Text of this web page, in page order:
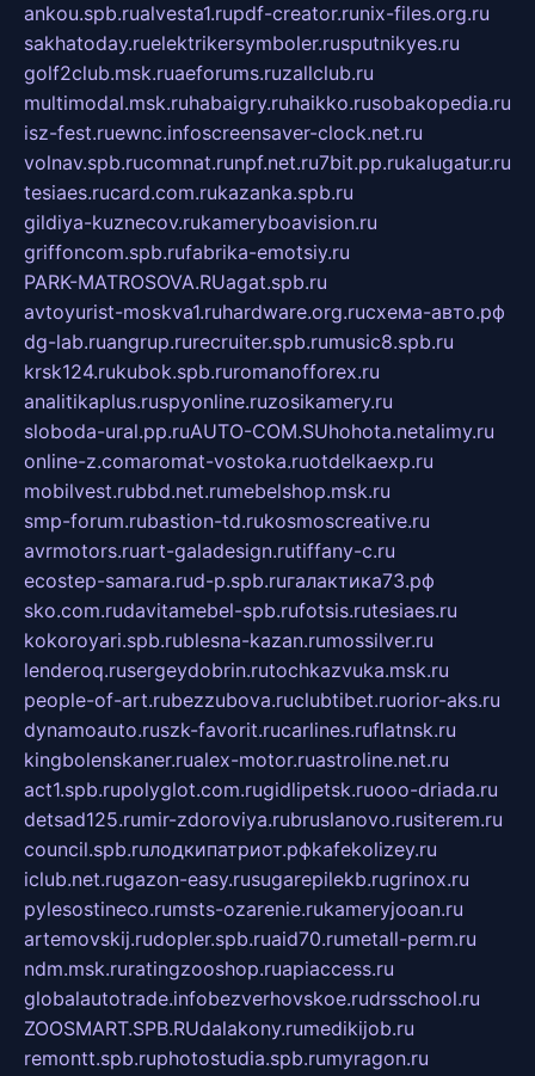
ankou.spb.rualvesta1.rupdf-creator.runix-files.org.ru
sakhatoday.ruelektrikersymboler.rusputnikyes.ru
golf2club.msk.ruaeforums.ruzallclub.ru
multimodal.msk.ruhabaigry.ruhaikko.rusobakopedia.ru
isz-fest.ruewnc.infoscreensaver-clock.net.ru
volnav.spb.rucomnat.runpf.net.ru7bit.pp.rukalugatur.ru
tesiaes.rucard.com.rukazanka.spb.ru
gildiya-kuznecov.rukameryboavision.ru
griffoncom.spb.rufabrika-emotsiy.ru
PARK-MATROSOVA.RUagat.spb.ru
avtoyurist-moskva1.ruhardware.org.ruсхема-авто.рф
dg-lab.ruangrup.rurecruiter.spb.rumusic8.spb.ru
krsk124.rukubok.spb.ruromanofforex.ru
analitikaplus.ruspyonline.ruzosikamery.ru
sloboda-ural.pp.ruAUTO-COM.SUhohota.netalimy.ru
online-z.comaromat-vostoka.ruotdelkaexp.ru
mobilvest.rubbd.net.rumebelshop.msk.ru
smp-forum.rubastion-td.rukosmoscreative.ru
avrmotors.ruart-galadesign.rutiffany-c.ru
ecostep-samara.rud-p.spb.ruгалактика73.рф
sko.com.rudavitamebel-spb.rufotsis.rutesiaes.ru
kokoroyari.spb.rublesna-kazan.rumossilver.ru
lenderoq.rusergeydobrin.rutochkazvuka.msk.ru
people-of-art.rubezzubova.ruclubtibet.ruorior-aks.ru
dynamoauto.ruszk-favorit.rucarlines.ruflatnsk.ru
kingbolenskaner.rualex-motor.ruastroline.net.ru
act1.spb.rupolyglot.com.rugidlipetsk.ruooo-driada.ru
detsad125.rumir-zdoroviya.rubruslanovo.rusiterem.ru
council.spb.ruлодкипатриот.рфkafekolizey.ru
iclub.net.rugazon-easy.rusugarepilekb.rugrinox.ru
pylesostineco.rumsts-ozarenie.rukameryjooan.ru
artemovskij.rudopler.spb.ruaid70.rumetall-perm.ru
ndm.msk.ruratingzooshop.ruapiaccess.ru
globalautotrade.infobezverhovskoe.rudrsschool.ru
ZOOSMART.SPB.RUdalakony.rumedikijob.ru
remontt.spb.ruphotostudia.spb.rumyragon.ru